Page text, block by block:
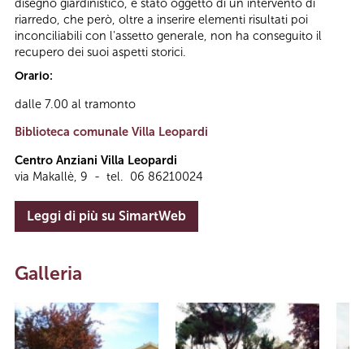
disegno giardinistico, è stato oggetto di un intervento di
riarredo, che però, oltre a inserire elementi risultati poi
inconciliabili con l'assetto generale, non ha conseguito il
recupero dei suoi aspetti storici.
Orario:
dalle 7.00 al tramonto
Biblioteca comunale Villa Leopardi
Centro Anziani Villa Leopardi
via Makallè, 9 - tel. 06 86210024
Leggi di più su SimartWeb
Galleria